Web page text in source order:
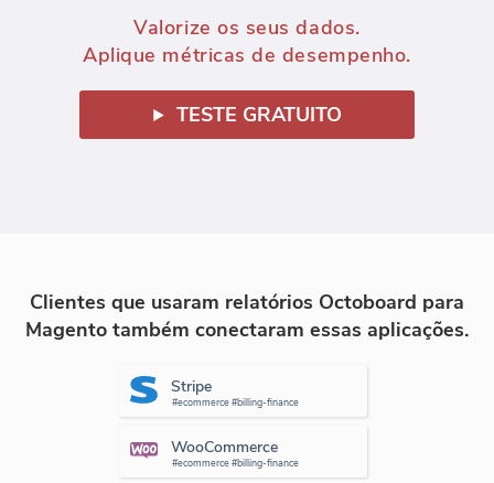
Valorize os seus dados.
Aplique métricas de desempenho.
TESTE GRATUITO
Clientes que usaram relatórios Octoboard para
Magento também conectaram essas aplicações.
Stripe
#ecommerce #billing-finance
WooCommerce
#ecommerce #billing-finance